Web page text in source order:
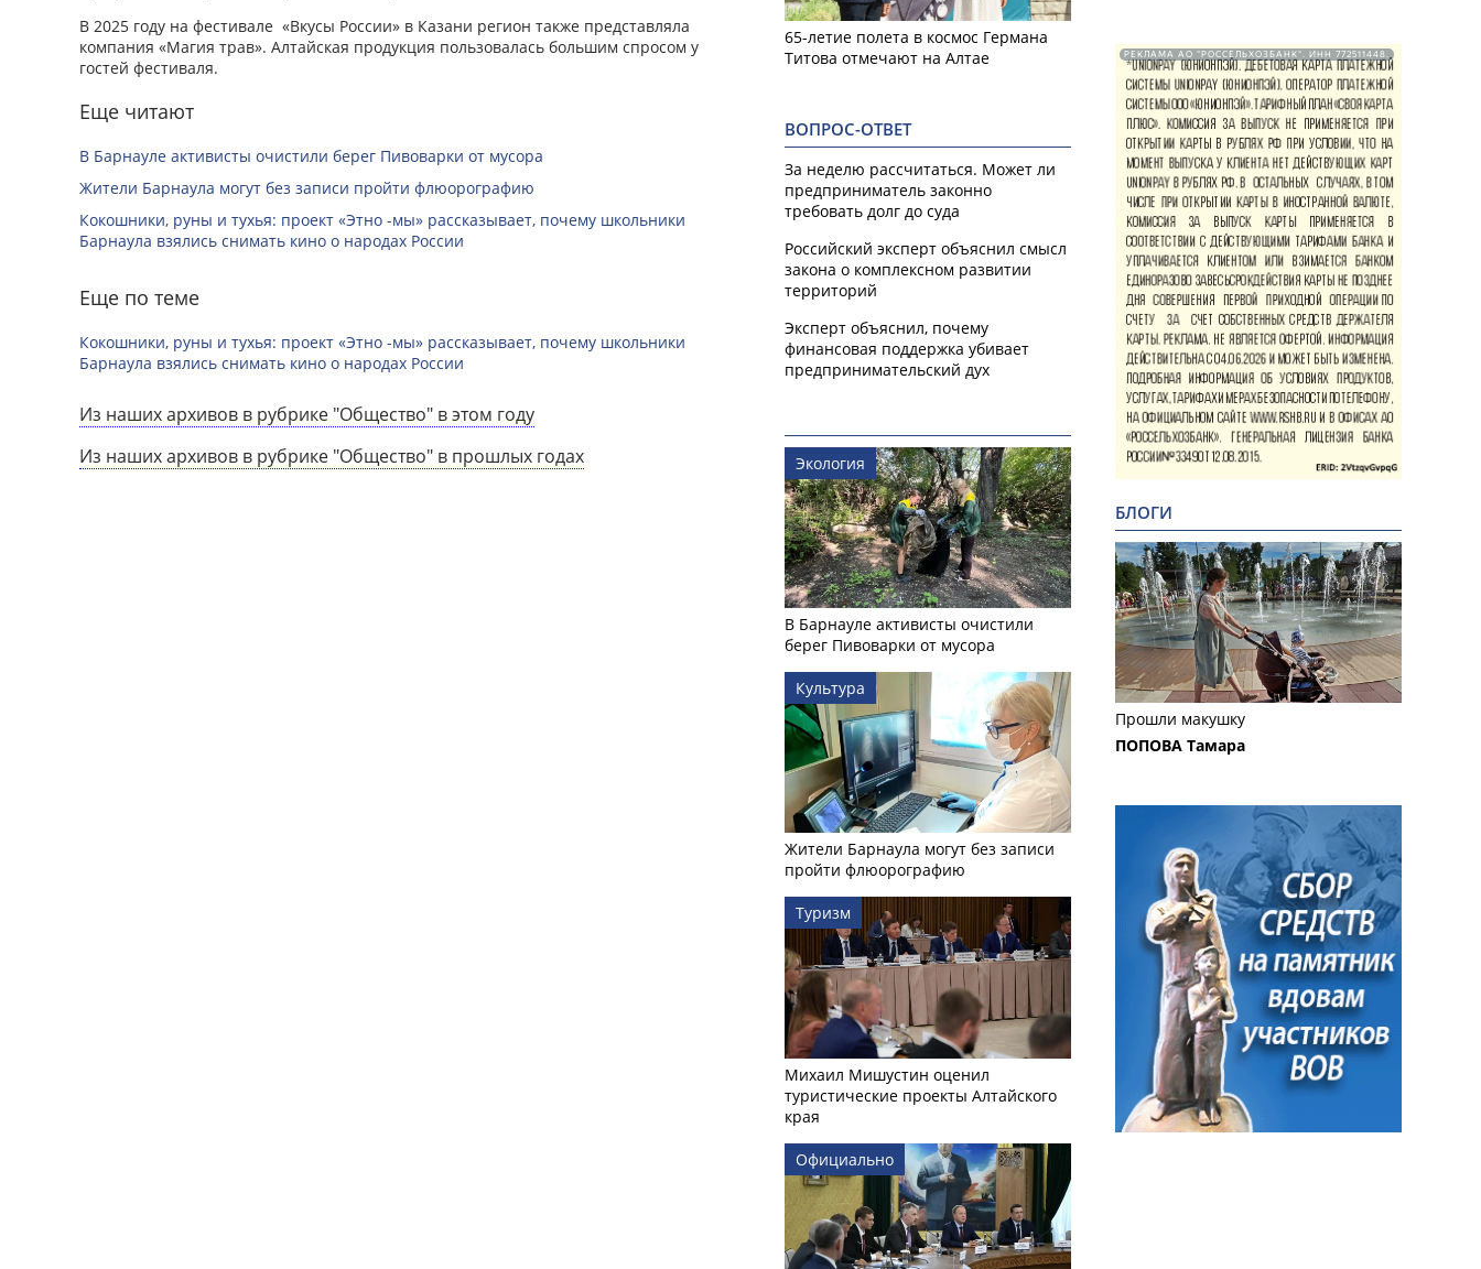
В 2025 году на фестивале «Вкусы России» в Казани регион также представляла
компания «Магия трав». Алтайская продукция пользовалась большим спросом у
гостей фестиваля.
Еще читают
В Барнауле активисты очистили берег Пивоварки от мусора
Жители Барнаула могут без записи пройти флюорографию
Кокошники, руны и тухья: проект «Этно -мы» рассказывает, почему школьники
Барнаула взялись снимать кино о народах России
Еще по теме
Кокошники, руны и тухья: проект «Этно -мы» рассказывает, почему школьники
Барнаула взялись снимать кино о народах России
Из наших архивов в рубрике "Общество" в этом году
Из наших архивов в рубрике "Общество" в прошлых годах
65-летие полета в космос Германа
Титова отмечают на Алтае
ВОПРОС-ОТВЕТ
За неделю рассчитаться. Может ли
предприниматель законно
требовать долг до суда
Российский эксперт объяснил смысл
закона о комплексном развитии
территорий
Эксперт объяснил, почему
финансовая поддержка убивает
предпринимательский дух
Экология
В Барнауле активисты очистили
берег Пивоварки от мусора
Культура
Жители Барнаула могут без записи
пройти флюорографию
Туризм
Михаил Мишустин оценил
туристические проекты Алтайского
края
Официально
РЕКЛАМА АО "РОССЕЛЬХОЗБАНК". ИНН 772511448.
БЛОГИ
Прошли макушку
ПОПОВА Тамара